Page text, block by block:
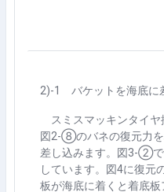
2)-1 バケットを海底に
スミスマッキンタイヤ
図2-⑧のバネの復元力を
差し込みます。図3-②で
しています。図4に復元
板が海底に着くと着底